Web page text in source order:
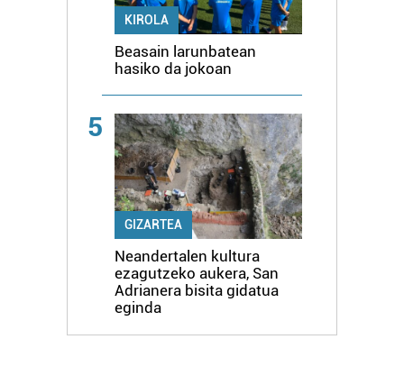
KIROLA
Beasain larunbatean
hasiko da jokoan
5
GIZARTEA
Neandertalen kultura
ezagutzeko aukera, San
Adrianera bisita gidatua
eginda